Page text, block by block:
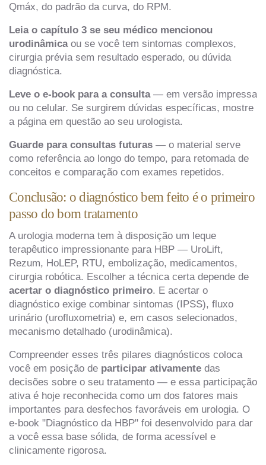
Qmáx, do padrão da curva, do RPM.
Leia o capítulo 3 se seu médico mencionou
urodinâmicaou se você tem sintomas complexos,
cirurgia prévia sem resultado esperado, ou dúvida
diagnóstica.
Leve o e-book para a consulta— em versão impressa
ou no celular. Se surgirem dúvidas específicas, mostre
a página em questão ao seu urologista.
Guarde para consultas futuras — o material serve
como referência ao longo do tempo, para retomada de
conceitos e comparação com exames repetidos.
Conclusão: o diagnóstico bem feito é o primeiro
passo do bom tratamento
A urologia moderna tem à disposição um leque
terapêutico impressionante para HBP — UroLift,
Rezum, HoLEP, RTU, embolização, medicamentos,
cirurgia robótica. Escolher a técnica certa depende de
acertar o diagnóstico primeiro. E acertar o
diagnóstico exige combinar sintomas (IPSS), fluxo
urinário (urofluxometria) e, em casos selecionados,
mecanismo detalhado (urodinâmica).
Compreender esses três pilares diagnósticos coloca
você em posição de participar ativamente das
decisões sobre o seu tratamento — e essa participação
ativa é hoje reconhecida como um dos fatores mais
importantes para desfechos favoráveis em urologia. O
e-book "Diagnóstico da HBP" foi desenvolvido para dar
a você essa base sólida, de forma acessível e
clinicamente rigorosa.